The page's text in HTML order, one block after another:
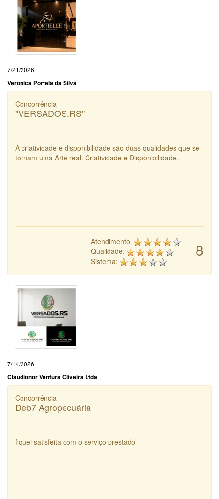
7/21/2026
Veronica Portela da Silva
Concorrência
"VERSADOS.RS"
A criatividade e disponibilidade são duas qualidades que se
tornam uma Arte real. Criatividade e Disponibilidade.
8
Atendimento:
Qualidade:
Sistema:
7/14/2026
Claudionor Ventura Oliveira Ltda
Concorrência
Deb7 Agropecuária
fiquei satisfeita com o serviço prestado